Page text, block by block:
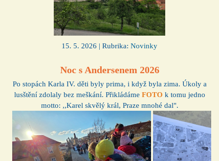
15. 5. 2026 | Rubrika: Novinky
Noc s Andersenem 2026
Po stopách Karla IV. děti byly prima, i když byla zima. Úkoly a
lusštění zdolaly bez meškání. Přikládáme FOTO k tomu jedno
motto: ,,Karel skvělý král, Praze mnohé dal".